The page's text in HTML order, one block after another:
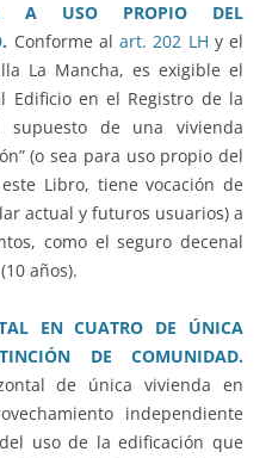
A USO PROPIO DEL
Conforme alart. 202 LH y el
La Mancha, es exigible el
Edificio en el Registro de la
supuesto de una vivienda
(o sea para uso propio del
Libro, tiene vocación de
actual y futuros usuarios) a
como el seguro decenal
años).
EN CUATRO DE ÚNICA
DE COMUNIDAD.
de única vivienda en
independiente
uso de la edificación que